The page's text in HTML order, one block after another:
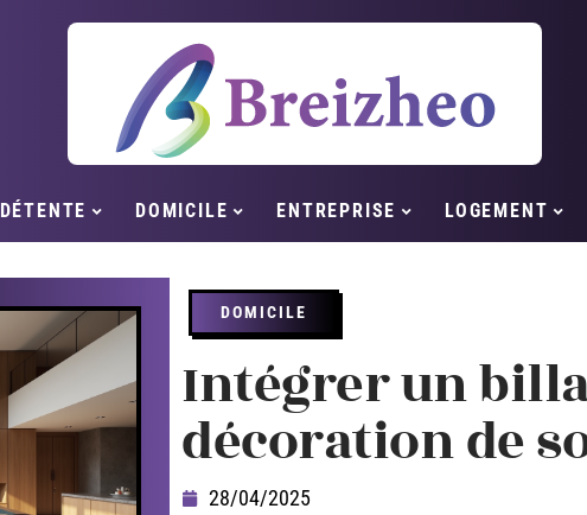
DÉTENTE DOMICILE ENTREPRISE LOGEMENT
DOMICILE
Intégrer un
décoration de
28/04/2025